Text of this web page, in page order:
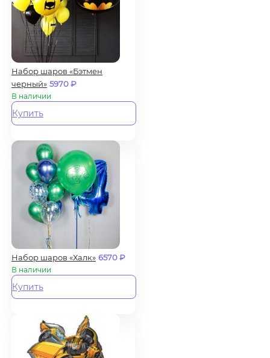
Набор шаров «Бэтмен
черный» 5970₽
В наличии
Купить
Набор шаров «Халк» 6570₽
В наличии
Купить